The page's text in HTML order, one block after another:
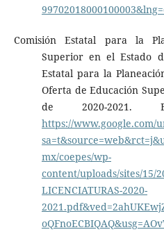
Comisión Estatal para la
Superior en el Estado
Estatal para la
Oferta de Educación
de 2020-2021.
https://www.google.com/
mx/coepes/wp-
content/uploads/sites/15/
LICENCIATURAS-2020-